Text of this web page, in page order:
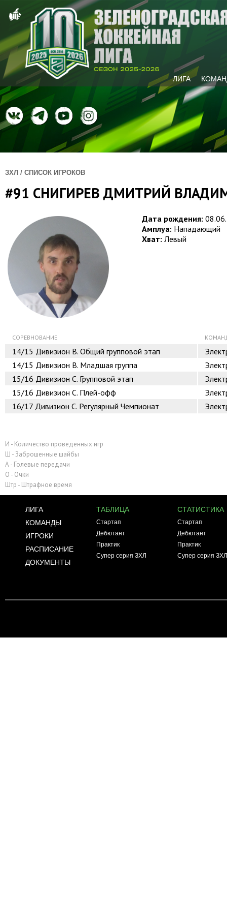
ЛИГА
ЗХЛ / СПИСОК ИГРОКОВ
#91 СНИГИРЕВ ДМИТРИЙ
Дата рождения:
Амплуа: Нападающий
Хват: Левый
СОРЕВНОВАНИЕ
14/15 Дивизион B. Общий групповой этап
14/15 Дивизион B. Младшая группа
15/16 Дивизион C. Групповой этап
15/16 Дивизион C. Плей-офф
16/17 Дивизион C. Регулярный Чемпионат
И - Количество проведенных игр
Ш - Заброшенные шайбы
А - Голевые передачи
О - Очки
Штр - Штрафное время
ЛИГА
КОМАНДЫ
ТАБЛИЦА
Стартап
Дебютант
Практик
Супер серия ЗХЛ
СТАТИСТИКА
Стартап
Дебютант
Практик
Супер серия ЗХЛ
ИГРОКИ
РАСПИСАНИЕ
ДОКУМЕНТЫ